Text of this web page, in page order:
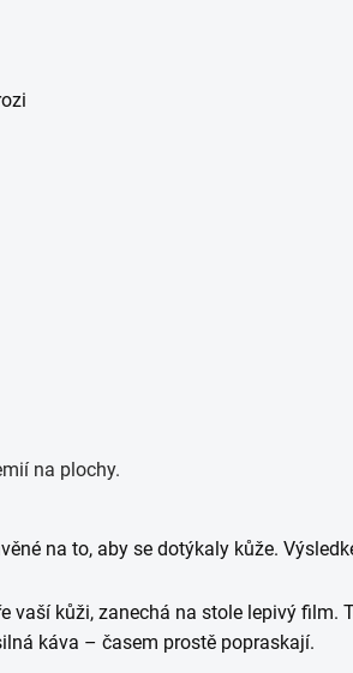
na to, aby se dotýkaly kůže.
vaší kůži, zanechá na stole lepivý film.
káva – časem prostě popraskají.